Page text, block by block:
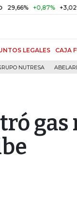
+0,87% +3,02%
LEGALES CAJA
NUTRESA